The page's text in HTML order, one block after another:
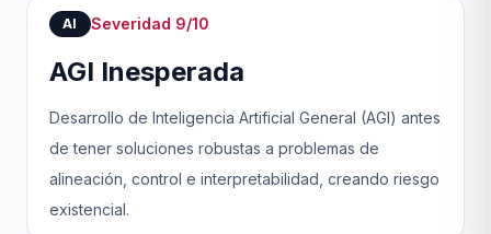
AI Severidad 9/10
AGI Inesperada
Desarrollo de Inteligencia Artificial General (AGI) antes
de tener soluciones robustas a problemas de
alineación, control e interpretabilidad, creando riesgo
existencial.